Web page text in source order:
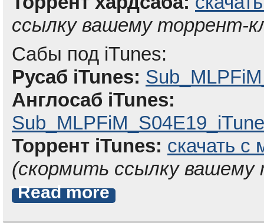
ссылку вашему торрент-
Сабы под iTunes:
Русаб iTunes:
Англосаб iTunes:
Торрент iTunes: скачать с
(скормить ссылку
Read more